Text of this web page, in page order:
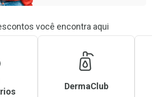
você encontra aqui
DermaClub